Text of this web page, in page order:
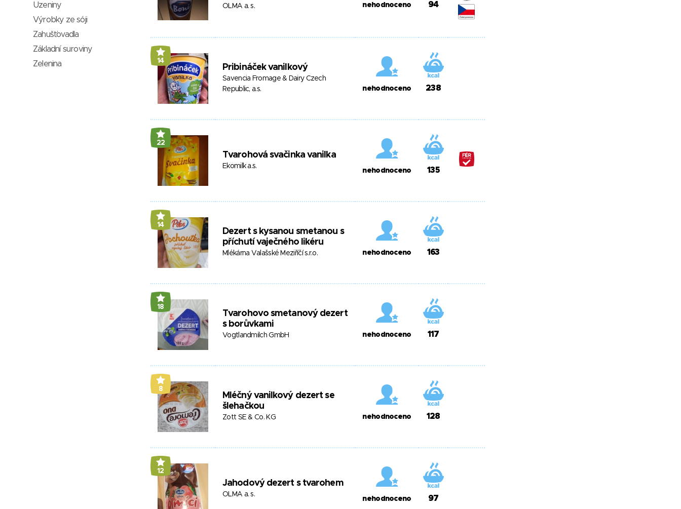
OLMA a. s. nehodnoceno 94
14
Pribináček vanilkový
Savencia Fromage & Dairy Czech
Republic, a.s.
nehodnoceno 238
22
Tvarohová svačinka vanilka
Ekomilk a.s.
nehodnoceno 135
14
Dezert s kysanou smetanou s
příchutí vaječného likéru
Mlékárna Valašské Meziříčí s.r.o. nehodnoceno 163
18
Tvarohovo smetanový dezert
s borůvkami
Vogtlandmilch GmbH nehodnoceno 117
8
Mléčný vanilkový dezert se
šlehačkou
Zott SE & Co. KG nehodnoceno 128
12
Jahodový dezert s tvarohem
OLMA a. s.
nehodnoceno 97
Uzeniny
Výrobky ze sóji
Zahušťovadla
Základní suroviny
Zelenina